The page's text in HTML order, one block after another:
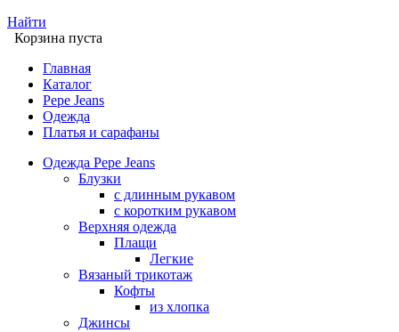
Найти
Корзина пуста
Главная
Каталог
Pepe Jeans
Одежда
Платья и сарафаны
Одежда Pepe Jeans
Блузки
с длинным рукавом
с коротким рукавом
Верхняя одежда
Плащи
Легкие
Вязаный трикотаж
Кофты
из хлопка
Джинсы